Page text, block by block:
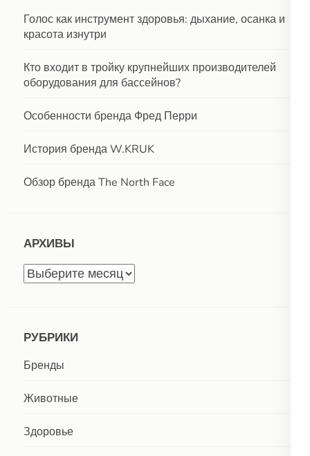
Голос как инструмент здоровья: дыхание, осанка и
красота изнутри
Кто входит в тройку крупнейших производителей
оборудования для бассейнов?
Особенности бренда Фред Перри
История бренда W.KRUK
Обзор бренда The North Face
АРХИВЫ
Архивы
РУБРИКИ
Бренды
Животные
Здоровье